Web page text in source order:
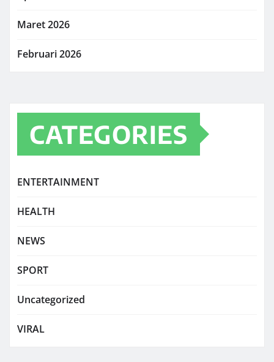
Maret 2026
Februari 2026
CATEGORIES
ENTERTAINMENT
HEALTH
NEWS
SPORT
Uncategorized
VIRAL